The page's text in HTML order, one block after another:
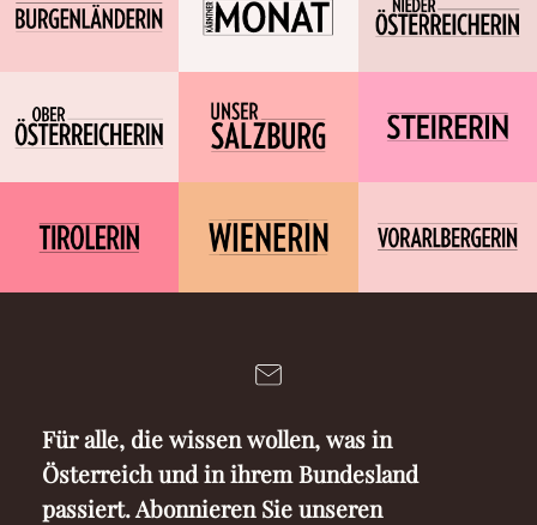
Für alle, die wissen wollen, was in
Österreich und in ihrem Bundesland
passiert. Abonnieren Sie unseren